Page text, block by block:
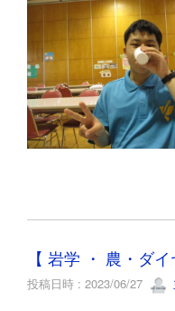
【 岩学 ・ 農・ダ
投稿日時 : 2023/06/27